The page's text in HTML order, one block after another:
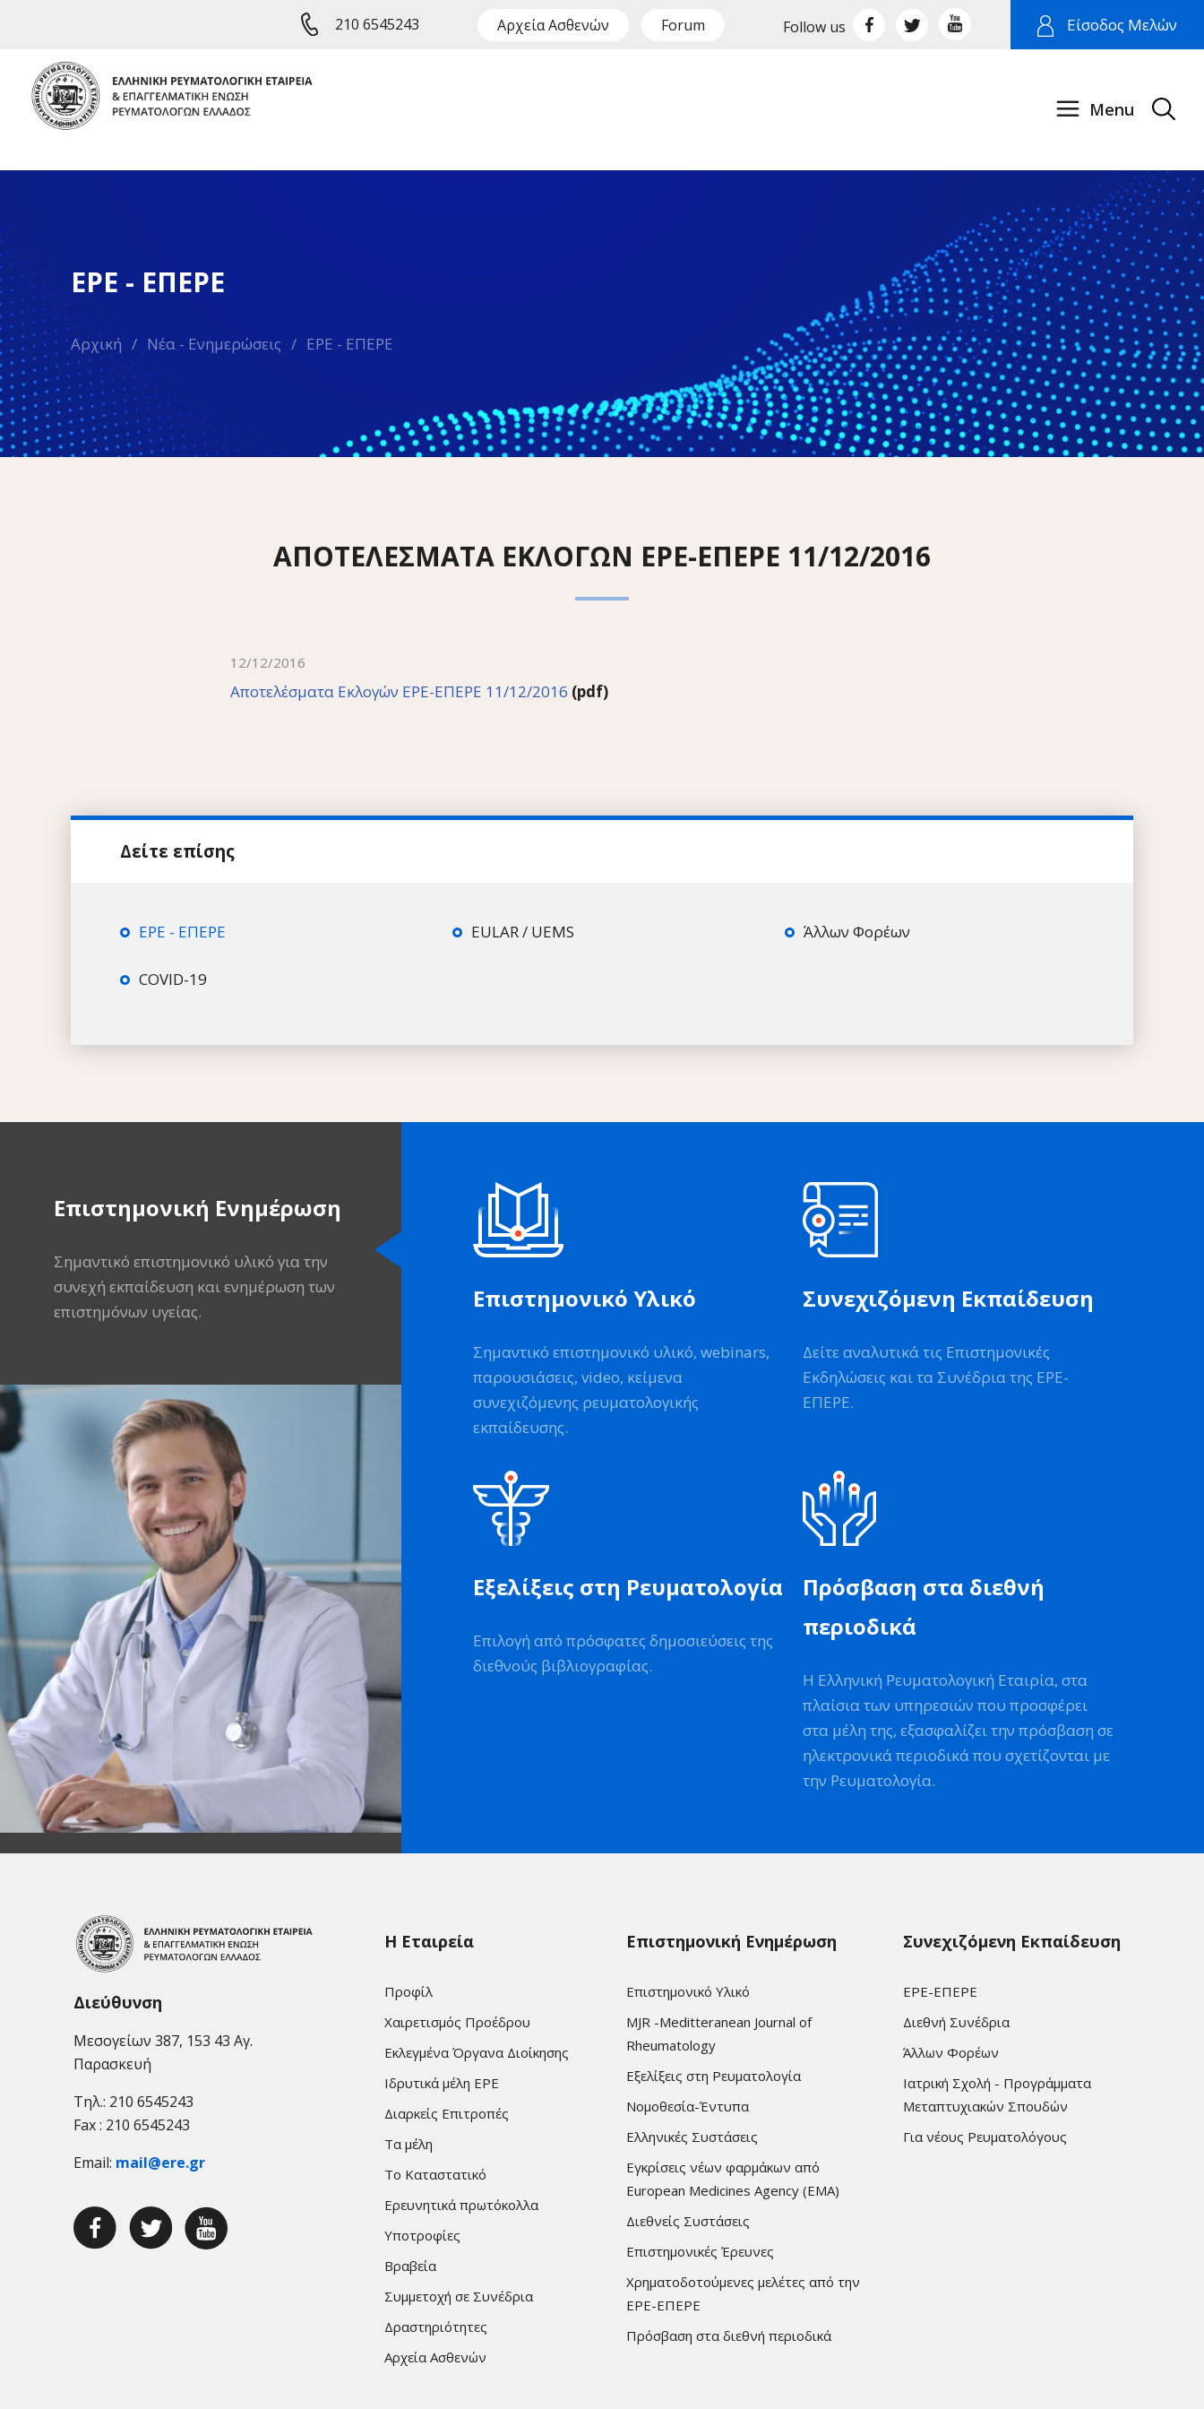
210 6545243 Αρχεία Ασθενών Forum Follow us Είσοδος Μελών
ΕΡΕ - ΕΠΕΡΕ
Αρχική / Νέα - Ενημερώσεις / ΕΡΕ - ΕΠΕΡΕ
ΑΠΟΤΕΛΕΣΜΑΤΑ ΕΚΛΟΓΩΝ ΕΡΕ-ΕΠΕΡΕ 11/12/2016
12/12/2016
Αποτελέσματα Εκλογών ΕΡΕ-ΕΠΕΡΕ 11/12/2016 (pdf)
ΕΡΕ - ΕΠΕΡΕ EULAR / UEMS Άλλων Φορέων
COVID-19
Επιστημονική Ενημέρωση
Σημαντικό επιστημονικό υλικό για την
συνεχή εκπαίδευση και ενημέρωση των
επιστημόνων υγείας.
Επιστημονικό Υλικό
Σημαντικό επιστημονικό υλικό, webinars,
παρουσιάσεις, video, κείμενα
συνεχιζόμενης ρευματολογικής
εκπαίδευσης.
Συνεχιζόμενη Εκπαίδευση
Δείτε αναλυτικά τις Επιστημονικές
Εκδηλώσεις και τα Συνέδρια της ΕΡΕ-
ΕΠΕΡΕ.
Εξελίξεις στη Ρευματολογία
Επιλογή από πρόσφατες δημοσιεύσεις της
διεθνούς βιβλιογραφίας.
Πρόσβαση στα διεθνή
περιοδικά
Η Ελληνική Ρευματολογική Εταιρία, στα
πλαίσια των υπηρεσιών που προσφέρει
στα μέλη της, εξασφαλίζει την πρόσβαση σε
ηλεκτρονικά περιοδικά που σχετίζονται με
την Ρευματολογία.
Διεύθυνση
Μεσογείων 387, 153 43 Αγ.
Παρασκευή
Τηλ.: 210 6545243
Fax : 210 6545243
Email: mail@ere.gr
Η Εταιρεία
Προφίλ
Χαιρετισμός Προέδρου
Εκλεγμένα Όργανα Διοίκησης
Ιδρυτικά μέλη ΕΡΕ
Διαρκείς Επιτροπές
Τα μέλη
Το Καταστατικό
Ερευνητικά πρωτόκολλα
Υποτροφίες
Βραβεία
Συμμετοχή σε Συνέδρια
Δραστηριότητες
Αρχεία Ασθενών
Επιστημονική Ενημέρωση
Επιστημονικό Υλικό
MJR -Meditteranean Journal of
Rheumatology
Εξελίξεις στη Ρευματολογία
Νομοθεσία-Έντυπα
Ελληνικές Συστάσεις
Εγκρίσεις νέων φαρμάκων από
European Medicines Agency (EMA)
Διεθνείς Συστάσεις
Επιστημονικές Έρευνες
Χρηματοδοτούμενες μελέτες από την
ΕΡΕ-ΕΠΕΡΕ
Πρόσβαση στα διεθνή περιοδικά
Συνεχιζόμενη Εκπαίδευση
ΕΡΕ-ΕΠΕΡΕ
Διεθνή Συνέδρια
Άλλων Φορέων
Ιατρική Σχολή - Προγράμματα
Μεταπτυχιακών Σπουδών
Για νέους Ρευματολόγους